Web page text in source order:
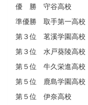
優 勝 守谷高
準優勝 取手第一
第３位 茗溪学園
第３位 水戸葵陵
第５位 牛久栄進
第５位 鹿島学園
第５位 伊奈高